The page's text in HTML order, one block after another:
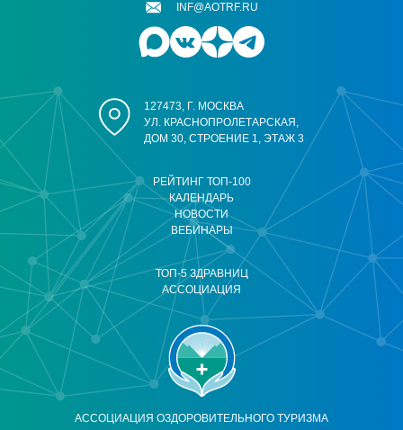
АССОЦИАЦИЯ ОЗДОРОВИТЕЛЬНОГО ТУРИЗМА
РЕЙТИНГ ТОП-100
КАЛЕНДАРЬ
НОВОСТИ
ВЕБИНАРЫ
ТОП-5 ЗДРАВНИЦ
АССОЦИАЦИЯ
127473, Г. МОСКВА
УЛ. КРАСНОПРОЛЕТАРСКАЯ,
ДОМ 30, СТРОЕНИЕ 1, ЭТАЖ 3
INF@AOTRF.RU